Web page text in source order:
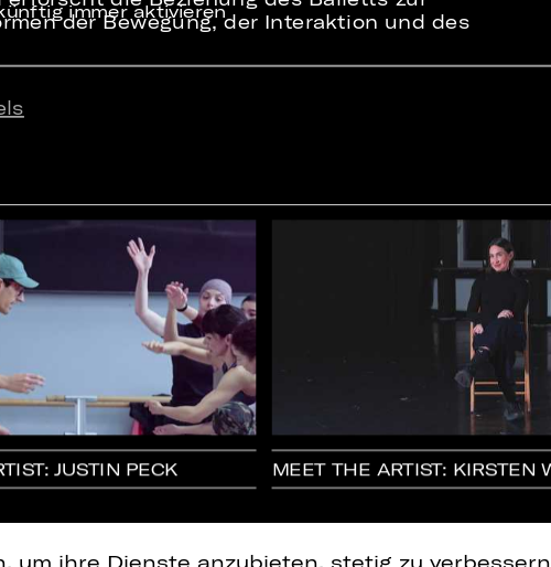
immer aktivieren
der Bewegung, der Interaktion und des
JUSTIN PECK MEET THE ARTIST: KIRSTEN
um ihre Dienste anzubieten, stetig zu